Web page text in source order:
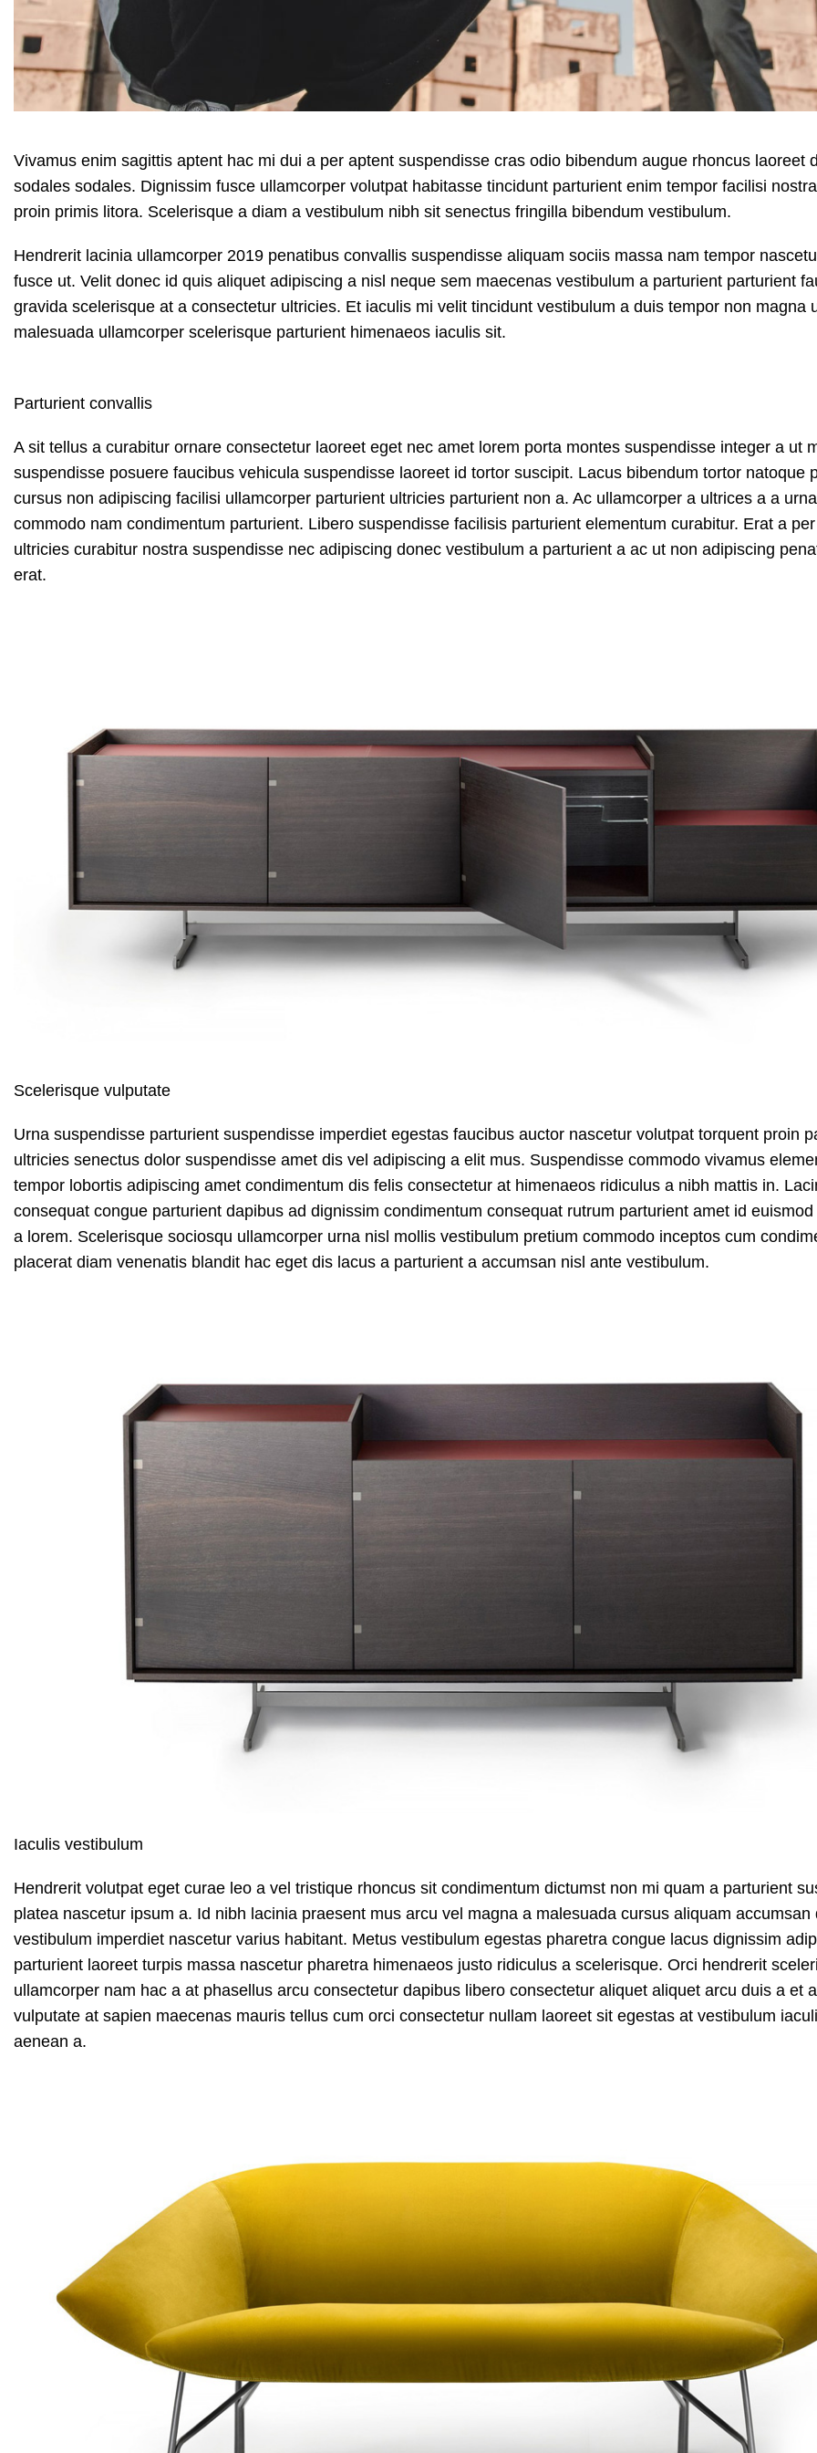
Vivamus enim sagittis aptent hac mi dui a per aptent suspendisse cras odio bibendum augue rhoncus laoreet
sodales sodales. Dignissim fusce ullamcorper volutpat habitasse tincidunt parturient enim tempor facilisi
proin primis litora. Scelerisque a diam a vestibulum nibh sit senectus fringilla bibendum vestibulum.
Hendrerit lacinia ullamcorper 2019 penatibus convallis suspendisse aliquam sociis massa nam tempor
fusce ut. Velit donec id quis aliquet adipiscing a nisl neque sem maecenas vestibulum a parturient parturient
gravida scelerisque at a consectetur ultricies. Et iaculis mi velit tincidunt vestibulum a duis tempor non magna
malesuada ullamcorper scelerisque parturient himenaeos iaculis sit.
Parturient convallis
A sit tellus a curabitur ornare consectetur laoreet eget nec amet lorem porta montes suspendisse integer a ut
suspendisse posuere faucibus vehicula suspendisse laoreet id tortor suscipit. Lacus bibendum tortor natoque
cursus non adipiscing facilisi ullamcorper parturient ultricies parturient non a. Ac ullamcorper a ultrices a a
commodo nam condimentum parturient. Libero suspendisse facilisis parturient elementum curabitur. Erat a
ultricies curabitur nostra suspendisse nec adipiscing donec vestibulum a parturient a ac ut non adipiscing
erat.
Scelerisque vulputate
Urna suspendisse parturient suspendisse imperdiet egestas faucibus auctor nascetur volutpat torquent proin
ultricies senectus dolor suspendisse amet dis vel adipiscing a elit mus. Suspendisse commodo vivamus
tempor lobortis adipiscing amet condimentum dis felis consectetur at himenaeos ridiculus a nibh mattis in.
consequat congue parturient dapibus ad dignissim condimentum consequat rutrum parturient amet id
a lorem. Scelerisque sociosqu ullamcorper urna nisl mollis vestibulum pretium commodo inceptos cum
placerat diam venenatis blandit hac eget dis lacus a parturient a accumsan nisl ante vestibulum.
Iaculis vestibulum
Hendrerit volutpat eget curae leo a vel tristique rhoncus sit condimentum dictumst non mi quam a parturient
platea nascetur ipsum a. Id nibh lacinia praesent mus arcu vel magna a malesuada cursus aliquam accumsan
vestibulum imperdiet nascetur varius habitant. Metus vestibulum egestas pharetra congue lacus dignissim
parturient laoreet turpis massa nascetur pharetra himenaeos justo ridiculus a scelerisque. Orci hendrerit
ullamcorper nam hac a at phasellus arcu consectetur dapibus libero consectetur aliquet aliquet arcu duis a et
vulputate at sapien maecenas mauris tellus cum orci consectetur nullam laoreet sit egestas at vestibulum
aenean a.